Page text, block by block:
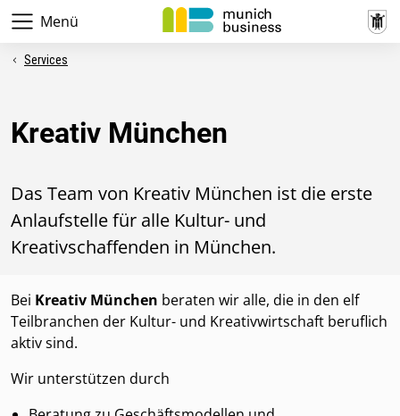
Menü
Services
Kreativ München
Das Team von Kreativ München ist die erste
Anlaufstelle für alle Kultur- und
Kreativschaffenden in München.
Bei Kreativ München beraten wir alle, die in den elf
Teilbranchen der Kultur- und Kreativwirtschaft beruflich
aktiv sind.
Wir unterstützen durch